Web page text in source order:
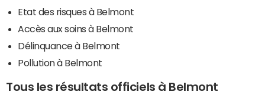
Etat des risques à Belmont
Accès aux soins à Belmont
Délinquance à Belmont
Pollution à Belmont
Tous les résultats officiels à Belmont